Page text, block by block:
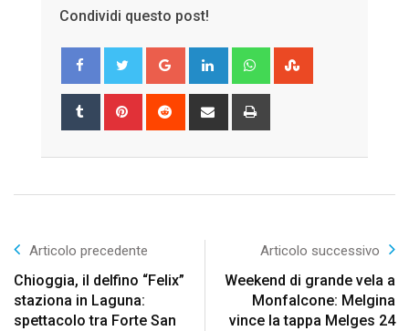
Condividi questo post!
Google+ LinkedIn Whatsapp
Tumblr Pinterest Reddit
Share
Articolo precedente
Chioggia, il delfino “Felix”
staziona in Laguna:
spettacolo tra Forte San
Articolo successivo
Weekend di grande vela a
Monfalcone: Melgina
vince la tappa Melges 24